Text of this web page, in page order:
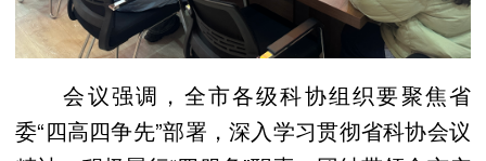
会议强调，全市各级科协组织要聚焦省
委“四高四争先”部署，深入学习贯彻省科协会议